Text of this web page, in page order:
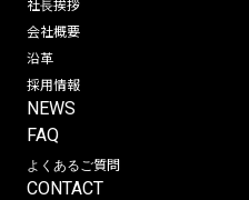
会社概要
沿革
採用情報
NEWS
FAQ
よくあるご質問
CONTACT